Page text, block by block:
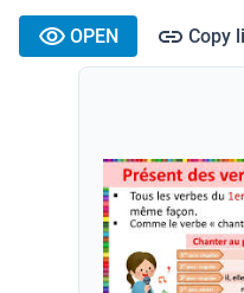
OPEN Copy